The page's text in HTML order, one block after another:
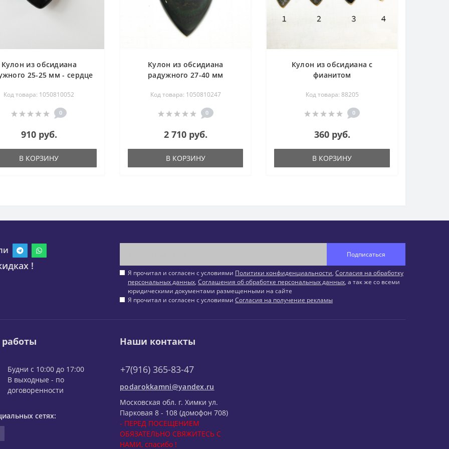
Кулон из обсидиана
25-25 мм - сердце
Код товара: 1050810052
0
910 руб.
В КОРЗИНУ
Кулон из обсидиана
радужного 27-40 мм
Код товара: 1050810247
0
2 710 руб.
В КОРЗИНУ
Кулон из обсидиана с
фианитом
Код товара: 88205
0
360 руб.
В КОРЗИНУ
!
Подписаться
Я прочитал и согласен с условиями Политики конфиденциальности, Согласия на обработку
персональных данных, Соглашения об обработке персональных данных, а так же со всеми
юридическими документами размещенными на сайте
Я прочитал и согласен с условиями Согласия на получение рекламы
Будни с 10:00 до 17:00
В выходные - по
договоренности
сетях:
Наши контакты
+7(916) 365-83-47
podarokkamni@yandex.ru
Московская обл. г. Химки ул.
Парковая 8 - 108 (домофон 708)
- ПЕРЕД ПОСЕЩЕНИЕМ
ОБЯЗАТЕЛЬНО СВЯЖИТЕСЬ С
НАМИ, спасибо !